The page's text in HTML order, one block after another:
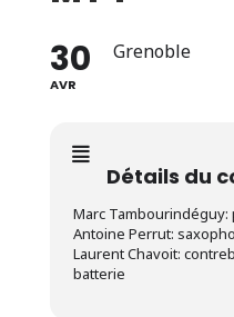
30
AVR
Grenoble
Détails du
Marc Tambourindéguy:
Antoine Perrut:
Laurent Chavoit:
batterie